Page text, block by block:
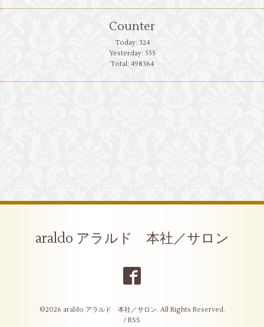
Counter
Today: 324
Yesterday: 555
Total: 498364
araldo アラルド 本社／サロン
©2026 araldo アラルド 本社／サロン. All Rights Reserved.
/ RSS